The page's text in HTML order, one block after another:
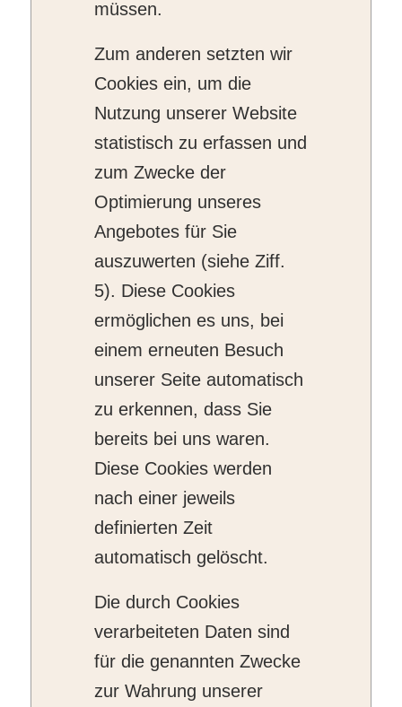
müssen.
Zum anderen setzten wir
Cookies ein, um die
Nutzung unserer Website
statistisch zu erfassen und
zum Zwecke der
Optimierung unseres
Angebotes für Sie
auszuwerten (siehe Ziff.
5). Diese Cookies
ermöglichen es uns, bei
einem erneuten Besuch
unserer Seite automatisch
zu erkennen, dass Sie
bereits bei uns waren.
Diese Cookies werden
nach einer jeweils
definierten Zeit
automatisch gelöscht.
Die durch Cookies
verarbeiteten Daten sind
für die genannten Zwecke
zur Wahrung unserer